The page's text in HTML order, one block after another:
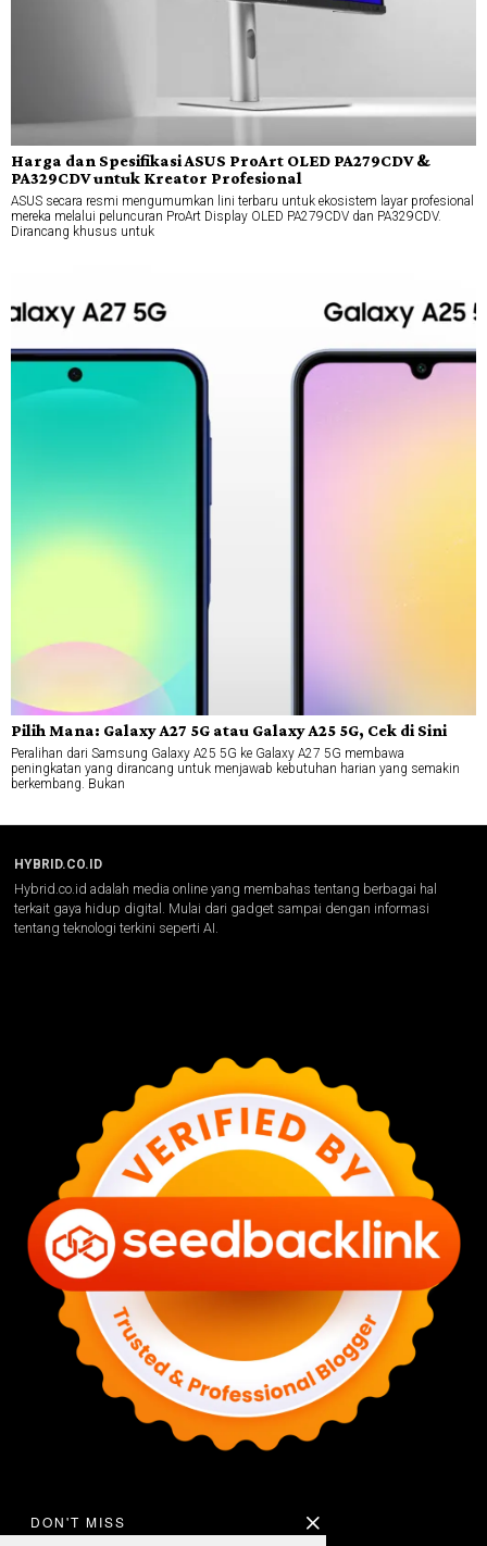
Harga dan Spesifikasi ASUS ProArt OLED PA279CDV &
PA329CDV untuk Kreator Profesional
ASUS secara resmi mengumumkan lini terbaru untuk ekosistem layar profesional
mereka melalui peluncuran ProArt Display OLED PA279CDV dan PA329CDV.
Dirancang khusus untuk
Pilih Mana: Galaxy A27 5G atau Galaxy A25 5G, Cek di Sini
Peralihan dari Samsung Galaxy A25 5G ke Galaxy A27 5G membawa
peningkatan yang dirancang untuk menjawab kebutuhan harian yang semakin
berkembang. Bukan
HYBRID.CO.ID
Hybrid.co.id adalah media online yang membahas tentang berbagai hal
terkait gaya hidup digital. Mulai dari gadget sampai dengan informasi
tentang teknologi terkini seperti AI.
DON'T MISS